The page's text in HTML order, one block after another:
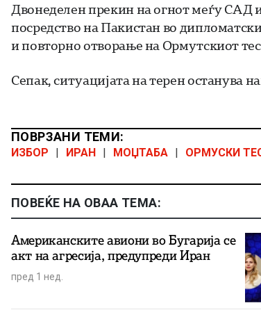
Двонеделен прекин на огнот меѓу САД
посредство на Пакистан во
и повторно отворање на Ормутскиот
Сепак, ситуацијата на терен останува
ПОВРЗАНИ ТЕМИ:
ИЗБОР ИРАН МОЏТАБА ОРМУСКИ
ПОВЕЌЕ НА ОВАА ТЕМА:
Американските авиони во Бугарија се
акт на агресија, предупреди Иран
пред 1 нед.